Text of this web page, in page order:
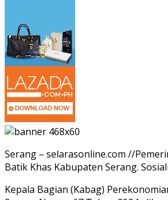
Serang – selarasonline.com //
Batik Khas Kabupaten Serang.
Kepala Bagian (Kabag)